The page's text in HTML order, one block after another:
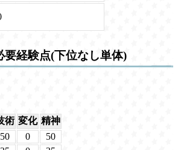
要経験点(下位なし単体)
術 変化 精神
50 0
50